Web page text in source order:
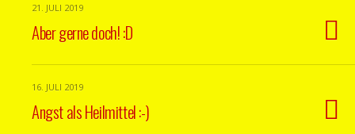
21. JULI 2019
Aber gerne doch! :D
16. JULI 2019
Angst als Heilmittel :-)